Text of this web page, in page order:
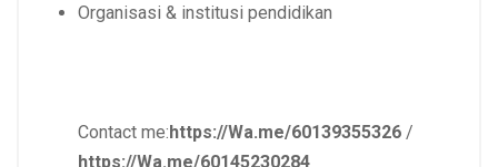
Organisasi & institusi pendidikan
Contact me:https://Wa.me/60139355326 /
https://Wa.me/60145230284